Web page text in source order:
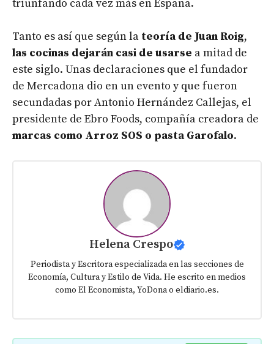
triunfando cada vez más en España.
Tanto es así que según la teoría de Juan Roig,
las cocinas dejarán casi de usarse a mitad de
este siglo. Unas declaraciones que el fundador
de Mercadona dio en un evento y que fueron
secundadas por Antonio Hernández Callejas, el
presidente de Ebro Foods, compañía creadora de
marcas como Arroz SOS o pasta Garofalo.
Helena Crespo
Periodista y Escritora especializada en las secciones de
Economía, Cultura y Estilo de Vida. He escrito en medios
como El Economista, YoDona o eldiario.es.